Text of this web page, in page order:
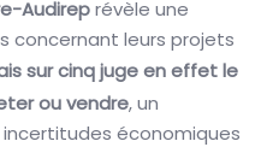
Audireprévèle une
concernant leurs projets
sur cinq juge en effet le
ou vendre, un
économiques